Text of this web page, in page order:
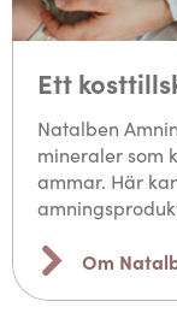
Ett
Natalben
mineraler som
ammar. Här
Om